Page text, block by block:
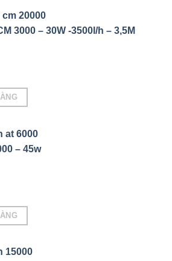
3000 – 30W -3500l/h – 3,5M
– 45w